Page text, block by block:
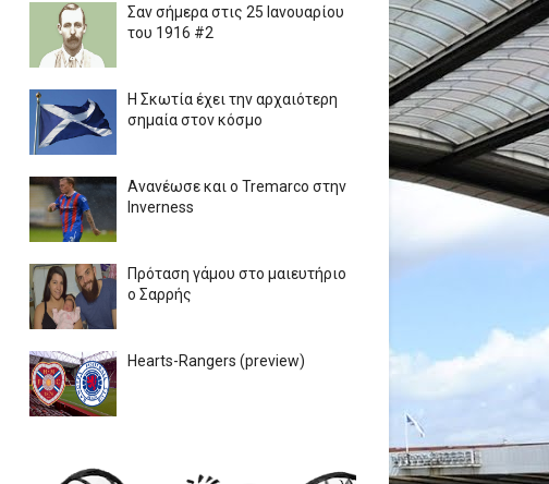
Σαν σήμερα στις 25 Ιανουαρίου
του 1916 #2
Η Σκωτία έχει την αρχαιότερη
σημαία στον κόσμο
Ανανέωσε και ο Tremarco στην
Inverness
Πρόταση γάμου στο μαιευτήριο
ο Σαρρής
Hearts-Rangers (preview)